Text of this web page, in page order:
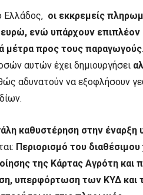
Ελλάδος, οι εκκρεμείς
ενώ υπάρχουν επιπλέον
μέτρα προς τους παραγωγούς
αυτών έχει δημιουργήσει
αδυνατούν να εξοφλήσουν
καθυστέρηση στην έναρξη
Περιορισμό του διαθέσιμου
της Κάρτας Αγρότη και
υπερφόρτωση των ΚΥΔ και